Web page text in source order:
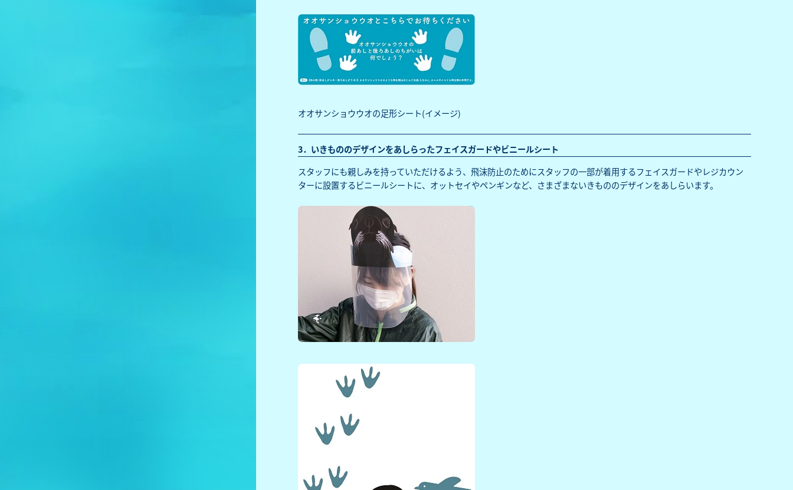
オオサンショウウオの足形シート(イメージ)
3．いきもののデザインをあしらったフェイスガードやビニールシート
スタッフにも親しみを持っていただけるよう、飛沫防止のためにスタッフの一部が着用するフェイスガードやレジカウン
ターに設置するビニールシートに、オットセイやペンギンなど、さまざまないきもののデザインをあしらいます。